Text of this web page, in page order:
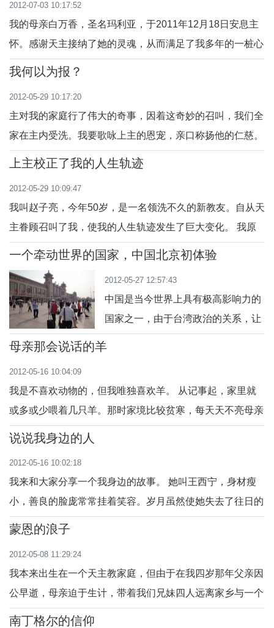
2012-07-03 10:17:52
我的母亲白万香，圣名玛利亚，于2011年12月18日安息主
怀。感谢天主接纳了她的灵魂，从而满足了我多年的一桩心
愿。在母亲皈依之前，曾有过...
我何以为报？
2012-05-29 10:17:20
主对我的家庭行了伟大的奇事，因着这奇妙的召叫，我们全
家在主内受洗。我要歌咏上主的恩宠，亲口称扬他的仁慈。
1976年的一天下午，妻子...
上主校正了我的人生轨迹
2012-05-29 10:09:47
我叫赵子亮，今年50岁，是一名领洗不久的新教友。自从天
主眷顾召叫了我，使我的人生轨迹发生了巨大变化。 我原
本有一个温馨快乐的家庭，...
一个牵动世界的国家，中国北京初体验
2012-05-27 12:57:43
中国是当今世界上具有极高影响力的
国家之一，由于台湾政治的关系，让
母亲那会说话的羊
2012-05-16 10:04:09
我是不喜欢动物的，但我唯独喜欢羊。 从记事起，家里就
或多或少喂着几只羊。那时家境比较贫寒，每天天不亮母亲
就叫上我，牵着羊，去田间...
说说我身边的人
2012-05-16 10:02:18
我来和大家分享一个我身边的故事。 她叫王西宁，身材瘦
小，善良的脸庞常常挂着笑容。岁月虽然使她失去了往日的
风采，但是她爱主爱人的一...
蒙恩的浪子
2012-05-08 11:29:24
我本来出生在一个天主教家庭，但由于在我四岁那年父亲因
公早逝，母亲迫于生计，带着我们兄妹四人远离家乡与一个
外教人组建起了新的家庭。...
南丁格尔的信仰